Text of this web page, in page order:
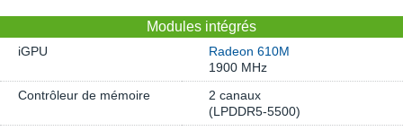
Modules intégrés
iGPU
Radeon 610M
1900 MHz
Contrôleur de mémoire
2 canaux
(LPDDR5-5500)